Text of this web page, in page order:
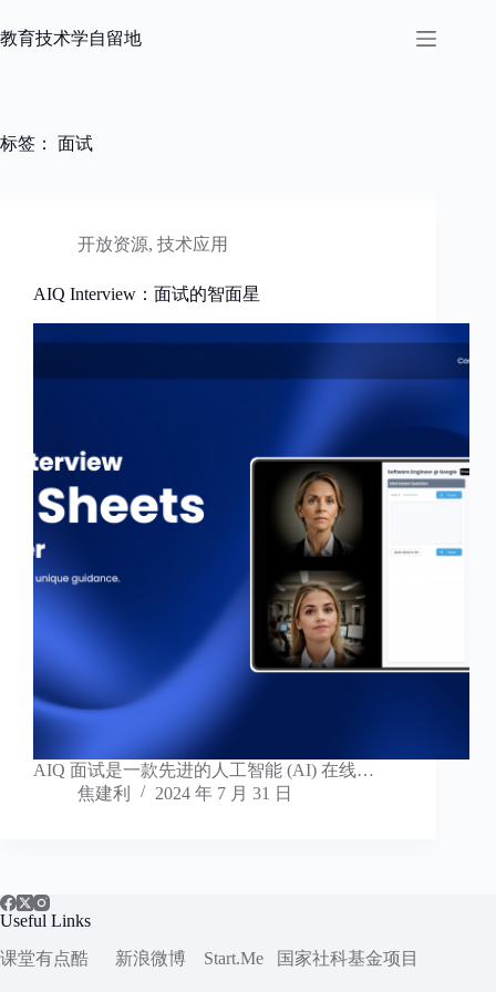
过
教育技术学自留地
标签： 面试
开放资源, 技术应用
AIQ Interview：面试的智面星
AIQ 面试是一款先进的人工智能 (AI) 在线…
焦建利
2024 年 7 月 31 日
Useful Links
课堂有点酷
新浪微博 Start.Me 国家社科基金项目